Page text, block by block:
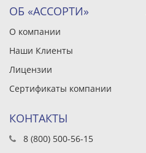
ОБ «АССОРТИ»
О компании
Наши Клиенты
Лицензии
Сертификаты компании
КОНТАКТЫ
8 (800) 500-56-15